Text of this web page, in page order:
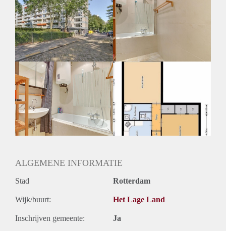
Huurtoeslag grens: Ja
Geschikt voor studenten: Afhankelijk van de Eigenaar
ALGEMENE INFORMATIE
Stad Rotterdam
Wijk/buurt: Het Lage Land
Inschrijven gemeente: Ja